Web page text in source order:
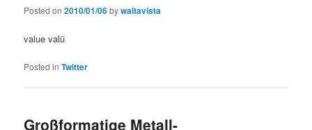
Posted on2010/01/06bywaltavista
value valü
Posted in Twitter
Großformatige Metall-